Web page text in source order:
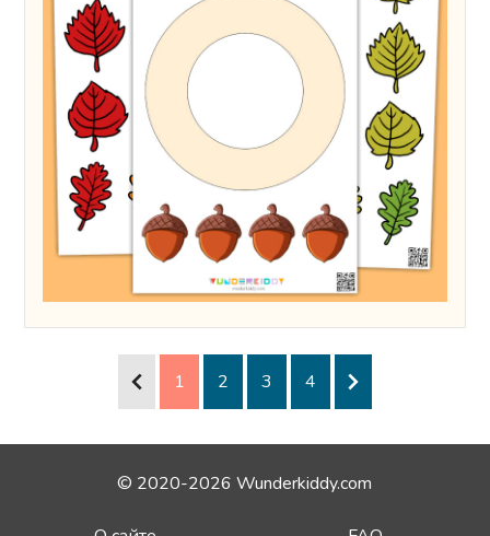
1 2 3 4
© 2020-2026 Wunderkiddy.com